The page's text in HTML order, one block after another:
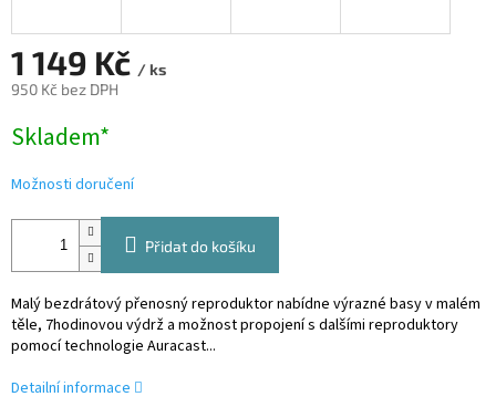
1 149 Kč / ks
950 Kč bez DPH
cena:
Skladem*
Možnosti doručení
Přidat do košíku
Malý bezdrátový přenosný reproduktor nabídne výrazné basy v malém
těle, 7hodinovou výdrž a možnost propojení s dalšími reproduktory
pomocí technologie Auracast...
Detailní informace